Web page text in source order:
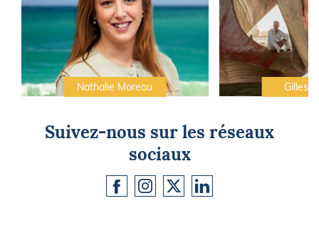
Nathalie Moreau Gilles
Suivez-nous sur les réseaux
sociaux